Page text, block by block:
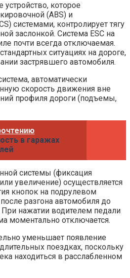
устройство, которое
(ABS) и
системами, контролирует тягу
заслонкой. Система ESС на
почти всегда отключаемая.
ситуациях на дороге,
застрявшего автомобиля.
автоматически
скорость движения вне
профиля дороги (подъемы,
в гаражах
системы (фиксация
увеличение) осуществляется
кнопок на подрулевом
разгона автомобиля до
нажатии водителем педали
моментально отключается.
уменьшает появление
поездках, поскольку
находиться в расслабленном